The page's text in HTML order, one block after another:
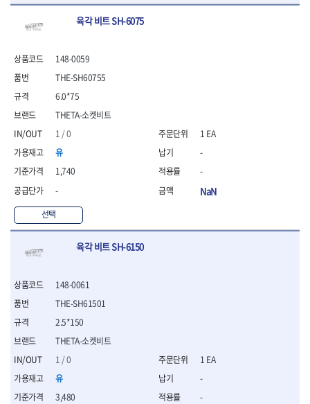
- 핀셋
- 절연공구세트
- 방폭망치
- 절연L렌치
- 절연펜치
- 절연니퍼
- 절연비트
- 절연드라이버교체날
- 절연공구세트
- 절연라쳇렌치세트
- 절연볼트커터
- 절연아답타
- 방폭옵셋렌치
- 방폭니퍼
- 방폭플라이어
- 방폭가위
- 방폭렌치
- 방폭비트소켓
- 방폭아답타
육각 비트 SH-6075
148-0059
THETA-소켓비트
1 / 0
유
1,740
-
선택
THE-SH60755
6.0*75
1 EA
-
-
NaN
육각 비트 SH-6150
148-0061
THETA-소켓비트
1 / 0
유
3,480
THE-SH61501
2.5*150
1 EA
-
-